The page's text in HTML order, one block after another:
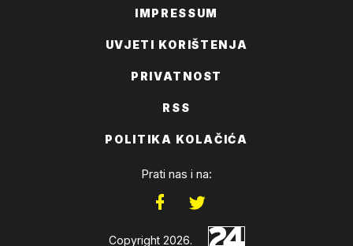
IMPRESSUM
UVJETI KORIŠTENJA
PRIVATNOST
RSS
POLITIKA KOLAČIĆA
Prati nas i na:
Copyright 2026.